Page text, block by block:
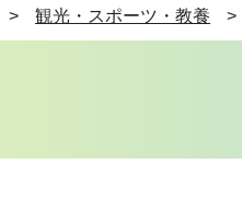
観光・スポーツ・教養